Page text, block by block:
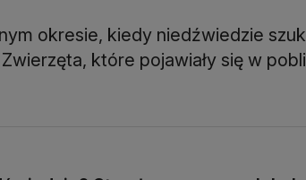
okresie, kiedy niedźwiedzie
które pojawiały się w